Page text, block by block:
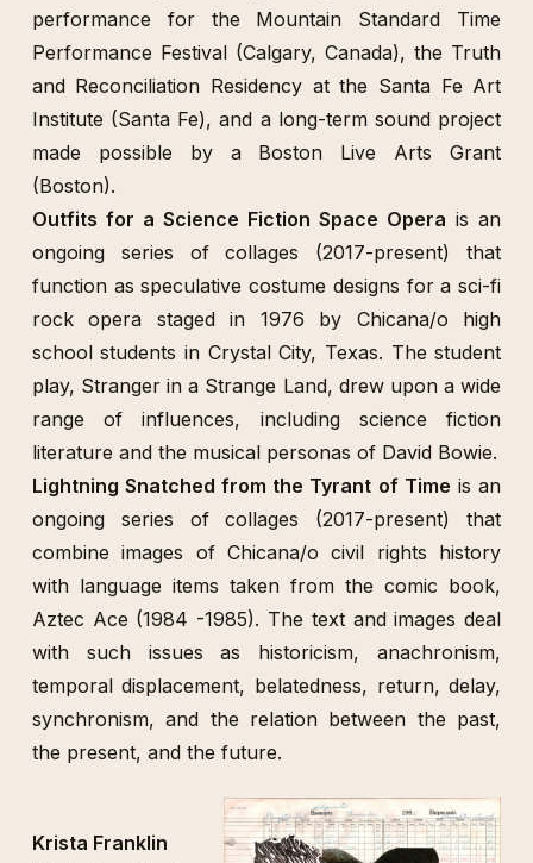
performance for the Mountain Standard Time
Performance Festival (Calgary, Canada), the Truth
and Reconciliation Residency at the Santa Fe Art
Institute (Santa Fe), and a long-term sound project
made possible by a Boston Live Arts Grant
(Boston).
Outfits for a Science Fiction Space Opera is an
ongoing series of collages (2017-present) that
function as speculative costume designs for a sci-fi
rock opera staged in 1976 by Chicana/o high
school students in Crystal City, Texas. The student
play, Stranger in a Strange Land, drew upon a wide
range of influences, including science fiction
literature and the musical personas of David Bowie.
Lightning Snatched from the Tyrant of Time is an
ongoing series of collages (2017-present) that
combine images of Chicana/o civil rights history
with language items taken from the comic book,
Aztec Ace (1984 -1985). The text and images deal
with such issues as historicism, anachronism,
temporal displacement, belatedness, return, delay,
synchronism, and the relation between the past,
the present, and the future.
Krista Franklin